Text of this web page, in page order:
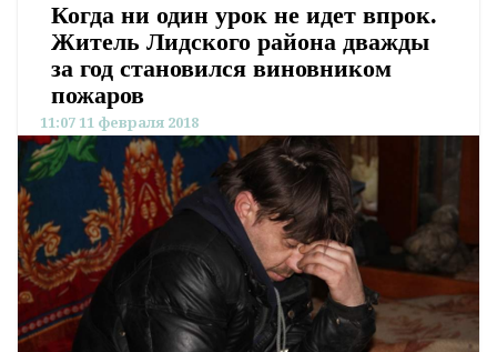
Когда ни один урок не идет впрок.
Житель Лидского района дважды
за год становился виновником
пожаров
11:07 11 февраля 2018